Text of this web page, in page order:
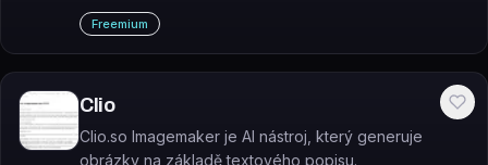
ChatGPT a sbírku promptů pro MidJourney na jednom
místě.
Freemium
Clio
Clio.so Imagemaker je AI nástroj, který generuje
obrázky na základě textového popisu.